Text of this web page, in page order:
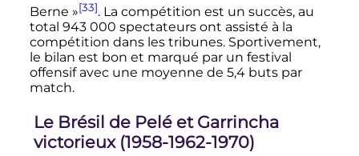
Berne »[33]. La compétition est un succès, au
total 943 000 spectateursont assisté à la
compétition dans les tribunes. Sportivement,
le bilan est bon et marqué par un festival
offensif avec une moyenne de 5,4 butspar
match.
Le Brésil de Pelé et Garrincha
victorieux (1958-1962-1970)